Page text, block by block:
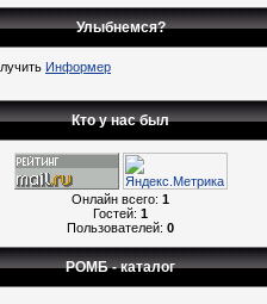
Улыбнемся?
Информер
Кто у нас был
Онлайн всего: 1
Гостей: 1
Пользователей: 0
РОМБ - каталог